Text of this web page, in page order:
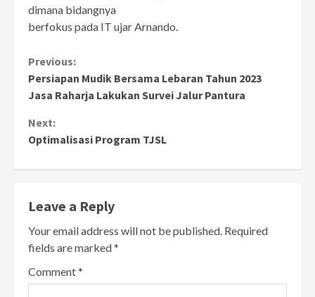
dimana bidangnya
berfokus pada IT ujar Arnando.
Continue
Reading
Previous:
Persiapan Mudik Bersama Lebaran Tahun 2023
Jasa Raharja Lakukan Survei Jalur Pantura
Next:
Optimalisasi Program TJSL
Leave a Reply
Your email address will not be published. Required
fields are marked*
Comment*